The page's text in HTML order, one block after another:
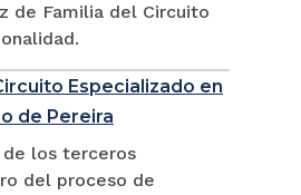
de Familia del Circuito
Especializado en
de Pereira
los terceros
del proceso de